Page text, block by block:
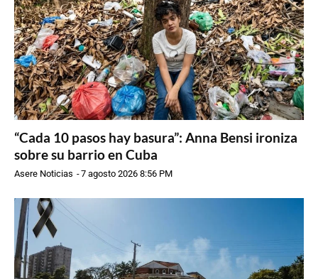
“Cada 10 pasos hay basura”: Anna Bensi ironiza
sobre su barrio en Cuba
Asere Noticias -7 agosto 2026 8:56 PM